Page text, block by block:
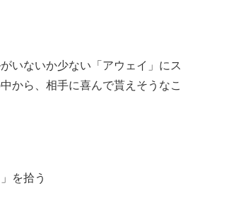
いないか少ない「アウェイ」にス
から、相手に喜んで貰えそうなこ
を拾う